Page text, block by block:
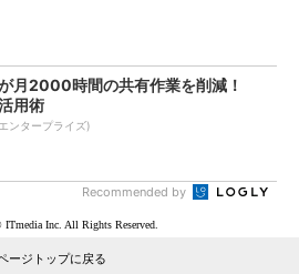
月2000時間の共有作業を削減！
用術
ンタープライズ)
Recommended by
Inc. All Rights Reserved.
ージトップに戻る